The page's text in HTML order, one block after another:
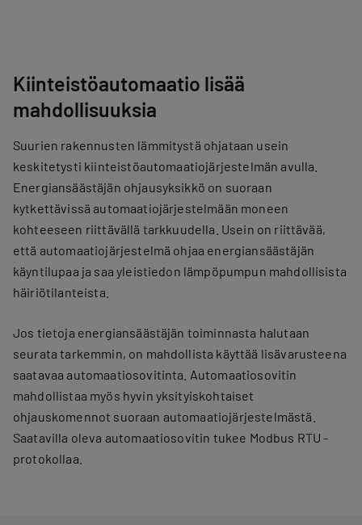
Kiinteistöautomaatio lisää
mahdollisuuksia
Suurien rakennusten lämmitystä ohjataan usein
keskitetysti kiinteistöautomaatiojärjestelmän avulla.
Energiansäästäjän ohjausyksikkö on suoraan
kytkettävissä automaatiojärjestelmään moneen
kohteeseen riittävällä tarkkuudella. Usein on riittävää,
että automaatiojärjestelmä ohjaa energiansäästäjän
käyntilupaa ja saa yleistiedon lämpöpumpun mahdollisista
häiriötilanteista.
Jos tietoja energiansäästäjän toiminnasta halutaan
seurata tarkemmin, on mahdollista käyttää lisävarusteena
saatavaa automaatiosovitinta. Automaatiosovitin
mahdollistaa myös hyvin yksityiskohtaiset
ohjauskomennot suoraan automaatiojärjestelmästä.
Saatavilla oleva automaatiosovitin tukee Modbus RTU -
protokollaa.